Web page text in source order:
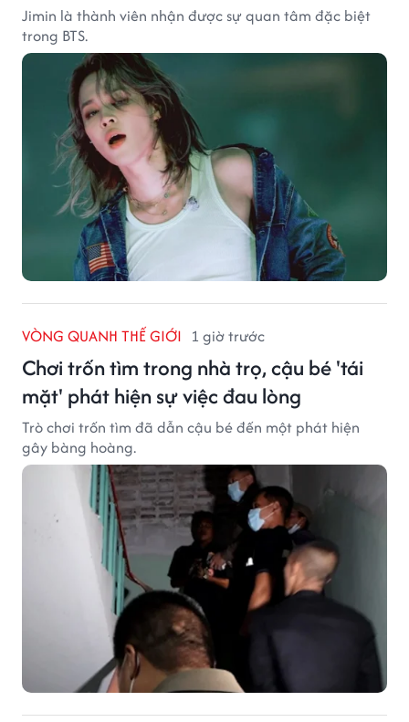
Jimin là thành viên nhận được sự quan tâm đặc biệt
trong BTS.
VÒNG QUANH THẾ GIỚI 1 giờ trước
Chơi trốn tìm trong nhà trọ, cậu bé 'tái
mặt' phát hiện sự việc đau lòng
Trò chơi trốn tìm đã dẫn cậu bé đến một phát hiện
gây bàng hoàng.